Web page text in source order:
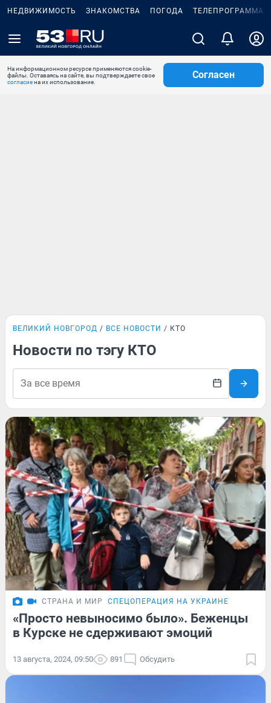
НЕДВИЖИМОСТЬ ЗНАКОМСТВА ПОГОДА ТЕЛЕПРОГРАММА
На информационном ресурсе применяются cookie-
файлы. Оставаясь на сайте, вы подтверждаете свое
согласиена их использование.
Согласен
ВЕЛИКИЙ НОВГОРОД ВСЕ НОВОСТИ КТО
Новости по тэгу КТО
СТРАНА И МИР СПЕЦОПЕРАЦИЯ НА УКРАИНЕ
«Просто невыносимо было». Беженцы
в Курске не сдерживают эмоций
13 августа, 2024, 09:50 891 Обсудить